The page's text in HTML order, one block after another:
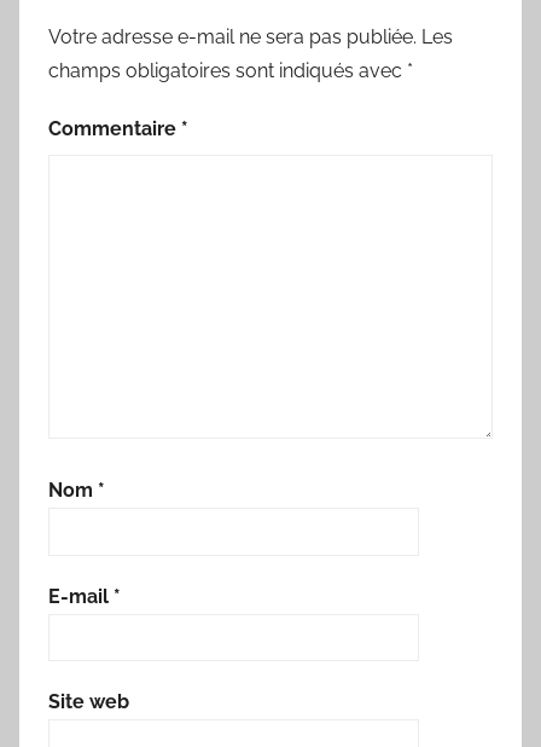
Votre adresse e-mail ne sera pas publiée. Les
champs obligatoires sont indiqués avec *
Commentaire *
Nom *
E-mail *
Site web